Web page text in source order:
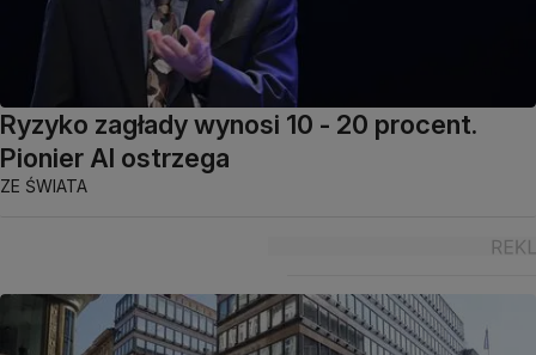
Ryzyko zagłady wynosi 10 - 20 procent.
Pionier AI ostrzega
ZE ŚWIATA